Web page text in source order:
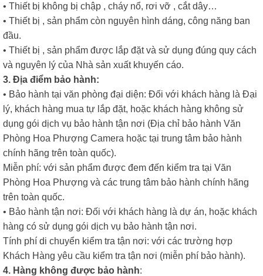
• Thiết bị không bị chập , cháy nổ, rơi vỡ , cắt dây…
• Thiết bị , sản phẩm còn nguyên hình dáng, công năng ban
đầu.
• Thiết bị , sản phẩm được lắp đặt và sử dụng đúng quy cách
và nguyên lý của Nhà sản xuất khuyến cáo.
3. Địa điểm bảo hành:
• Bảo hành tại văn phòng đại diện: Đối với khách hàng là Đại
lý, khách hàng mua tự lắp đặt, hoặc khách hàng không sử
dụng gói dịch vụ bảo hành tận nơi (Địa chỉ bảo hành Văn
Phòng Hoa Phượng Camera hoặc tại trung tâm bảo hành
chính hãng trên toàn quốc).
Miễn phí: với sản phẩm được đem đến kiểm tra tại Văn
Phòng Hoa Phượng và các trung tâm bảo hành chính hãng
trên toàn quốc.
• Bảo hành tận nơi: Đối với khách hàng là dự án, hoặc khách
hàng có sử dụng gói dịch vụ bảo hành tận nơi.
Tính phí di chuyển kiểm tra tận nơi: với các trường hợp
Khách Hàng yêu cầu kiểm tra tận nơi (miễn phí bảo hành).
4. Hàng không được bảo hành: